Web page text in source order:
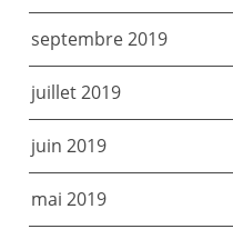
septembre 2019
juillet 2019
juin 2019
mai 2019